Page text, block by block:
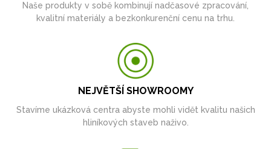
Naše produkty v sobě kombinují nadčasové zpracování,
kvalitní materiály a bezkonkurenční cenu na trhu.
NEJVĚTŠÍ SHOWROOMY
Stavíme ukázková centra abyste mohli vidět kvalitu našich
hliníkových staveb naživo.